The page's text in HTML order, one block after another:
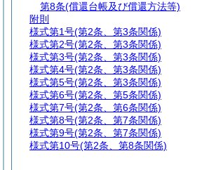
第8条(償還台帳及び償還方法等)
附則
様式第1号(第2条、第3条関係)
様式第2号(第2条、第3条関係)
様式第3号(第2条、第3条関係)
様式第4号(第2条、第3条関係)
様式第5号(第2条、第3条関係)
様式第6号(第2条、第5条関係)
様式第7号(第2条、第6条関係)
様式第8号(第2条、第7条関係)
様式第9号(第2条、第7条関係)
様式第10号(第2条、第8条関係)